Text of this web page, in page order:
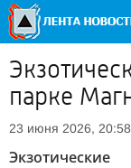
парке
23 июня 2026, 20:58